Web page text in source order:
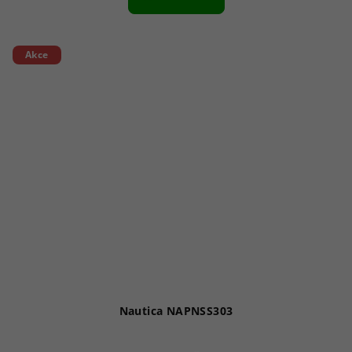
Akce
Nautica NAPNSS303